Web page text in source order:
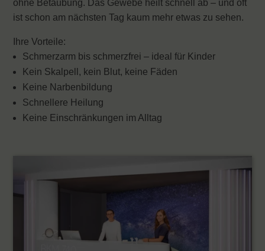
ohne Betäubung. Das Gewebe heilt schnell ab – und oft
ist schon am nächsten Tag kaum mehr etwas zu sehen.
Ihre Vorteile:
Schmerzarm bis schmerzfrei – ideal für Kinder
Kein Skalpell, kein Blut, keine Fäden
Keine Narbenbildung
Schnellere Heilung
Keine Einschränkungen im Alltag